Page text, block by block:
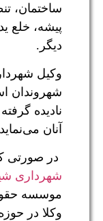
ساختمان،
پیشه، خلع ید
دیگر.
وکیل
شهروندان
نادیده گرفته
آنان می‌نماید.
در صورتی که
شهرداری
موسسه حقوقی
وکلا در